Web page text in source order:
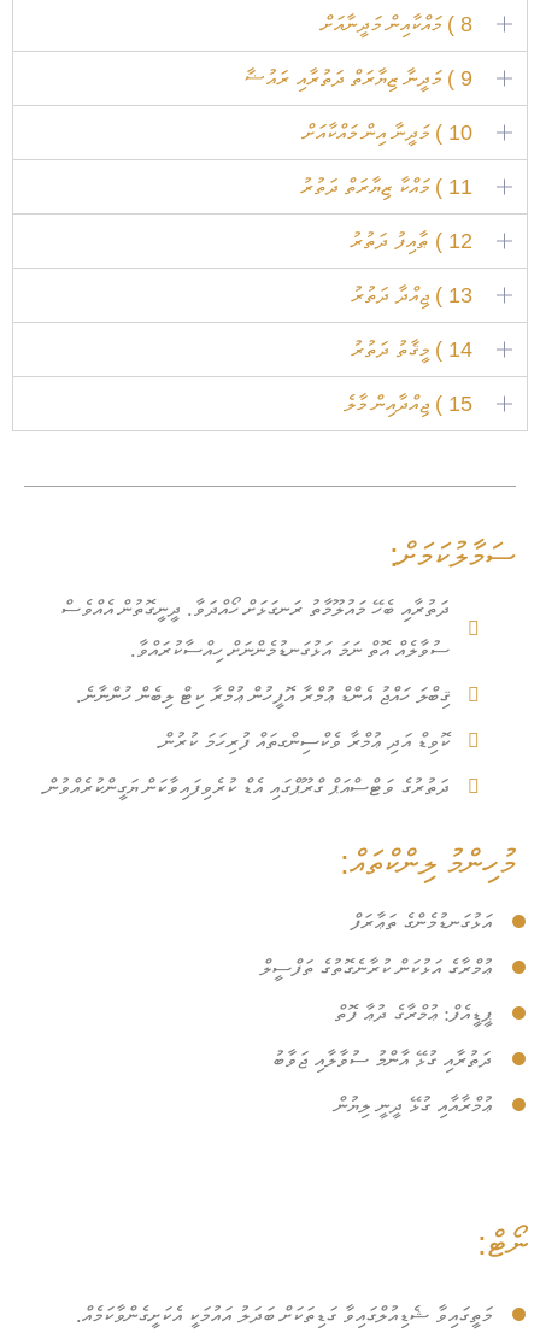
8 ) މައްކާއިން މަދީނާއަށް
9 ) މަދީނާ ޒިޔާރަތް ދަތުރާއި ރައުޟާ
10 ) މަދީނާ އިން މައްކާއަށް
11 ) މައްކާ ޒިޔާރަތް ދަތުރު
12 ) ޠާއިފު ދަތުރު
13 ) ޖިއްދާ ދަތުރު
14 ) މީޤާތު ދަތުރު
15 ) ޖިއްދާއިން މާލެ
ސަމާލުކަމަށް:
ދަތުރާއި ބެހޭ މައުލޫމާތު ރަނގަޅަށް ހޯއްދަވާ. ދީނީގޮތުން އެއްވެސް
ސުވާލެއް އޮތް ނަމަ އަޅުގަނޑުމެންނަށް ހިއްސާކުރައްވާ.
ޤިބްލަ ހައްޖު އެންޑް ޢުމްރާ އޮފީހުން ޢުމްރާ ކިޓް ލިބެން ހުންނާނެ.
ކޮވިޑް އަދި ޢުމްރާ ވެކްސިންގތައް ފުރިހަމަ ކުރުން.
ދަތުރުގެ ވަޓްސްއަޕް ގްރޫޕްގައި އެޑް ކުރެވިފައިވާކަން ޔަގީންކުރެއްވުން.
މުހިންމު ލިންކްތައް:
އަޅުގަނޑުމެންގެ ތަޢާރަފް
ޢުމްރާގެ އަޅުކަން ކުރާނެގޮތުގެ ތަފްސީލް
ޕީޑީއެފް: ޢުމްރާގެ ދުޢާ ފޮތް
ދަތުރާއި ގުޅޭ އާންމު ސުވާލާއި ޖަވާބު
ޢުމްރާއާއި ގުޅޭ ދީނީ ލިޔުން
ނޯޓް:
މަތީގައިވާ ޝެޑިއުލްގައިވާ ގަޑިތަކަށް ބަދަލު އައުމަކީ އެކަށީގެންވާކަމެއް.